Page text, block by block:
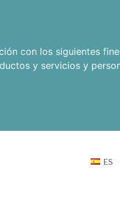
con los siguientes
y servicios y
ES